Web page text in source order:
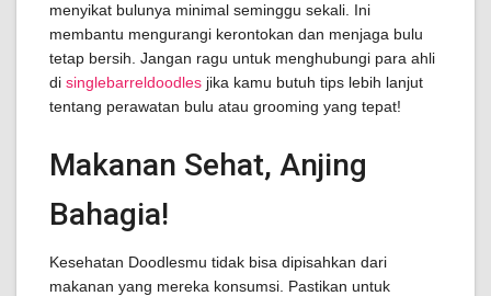
menyikat bulunya minimal seminggu sekali. Ini
membantu mengurangi kerontokan dan menjaga bulu
tetap bersih. Jangan ragu untuk menghubungi para ahli
di singlebarreldoodles jika kamu butuh tips lebih lanjut
tentang perawatan bulu atau grooming yang tepat!
Makanan Sehat, Anjing
Bahagia!
Kesehatan Doodlesmu tidak bisa dipisahkan dari
makanan yang mereka konsumsi. Pastikan untuk